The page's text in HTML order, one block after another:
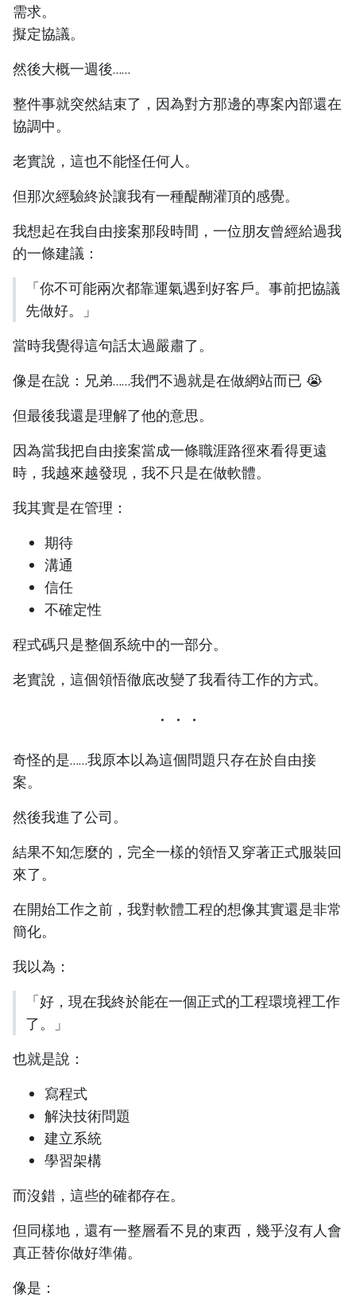
需求。
擬定協議。
然後大概一週後……
整件事就突然結束了，因為對方那邊的專案內部還在
協調中。
老實說，這也不能怪任何人。
但那次經驗終於讓我有一種醍醐灌頂的感覺。
我想起在我自由接案那段時間，一位朋友曾經給過我
的一條建議：
「你不可能兩次都靠運氣遇到好客戶。事前把協議
先做好。」
當時我覺得這句話太過嚴肅了。
像是在說：兄弟……我們不過就是在做網站而已 😭
但最後我還是理解了他的意思。
因為當我把自由接案當成一條職涯路徑來看得更遠
時，我越來越發現，我不只是在做軟體。
我其實是在管理：
期待
溝通
信任
不確定性
程式碼只是整個系統中的一部分。
老實說，這個領悟徹底改變了我看待工作的方式。
奇怪的是……我原本以為這個問題只存在於自由接
案。
然後我進了公司。
結果不知怎麼的，完全一樣的領悟又穿著正式服裝回
來了。
在開始工作之前，我對軟體工程的想像其實還是非常
簡化。
我以為：
「好，現在我終於能在一個正式的工程環境裡工作
了。」
也就是說：
寫程式
解決技術問題
建立系統
學習架構
而沒錯，這些的確都存在。
但同樣地，還有一整層看不見的東西，幾乎沒有人會
真正替你做好準備。
像是：